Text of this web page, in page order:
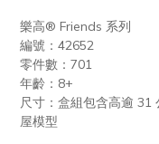
樂高® Friends 系列
編號：42652
零件數：701
年齡：8+
尺寸：盒組包含高逾 31
屋模型